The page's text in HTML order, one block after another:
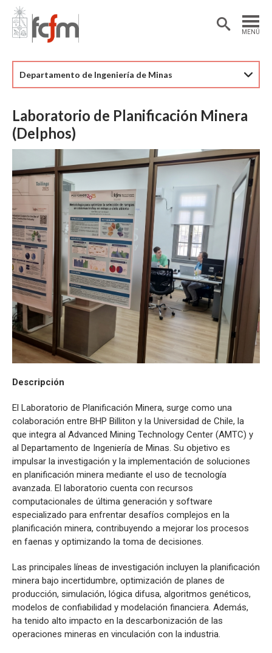
MENÚ
Estudiantes
Académicas/os
Departamento de Ingeniería de Minas
Laboratorio de Planificación Minera
(Delphos)
Descripción
El Laboratorio de Planificación Minera, surge como una
colaboración entre BHP Billiton y la Universidad de Chile, la
que integra al Advanced Mining Technology Center (AMTC) y
al Departamento de Ingeniería de Minas. Su objetivo es
impulsar la investigación y la implementación de soluciones
en planificación minera mediante el uso de tecnología
avanzada. El laboratorio cuenta con recursos
computacionales de última generación y software
especializado para enfrentar desafíos complejos en la
planificación minera, contribuyendo a mejorar los procesos
en faenas y optimizando la toma de decisiones.
Las principales líneas de investigación incluyen la planificación
minera bajo incertidumbre, optimización de planes de
producción, simulación, lógica difusa, algoritmos genéticos,
modelos de confiabilidad y modelación financiera. Además,
ha tenido alto impacto en la descarbonización de las
operaciones mineras en vinculación con la industria.